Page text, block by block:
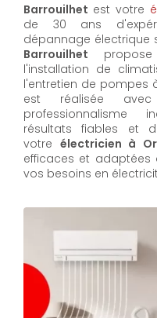
Barrouilhet est votre
de 30 ans
dépannage électrique
Barrouilhet
l'installation de
l'entretien de pompes
est réalisée
professionnalisme
résultats fiables et
votre électricien à
efficaces et
vos besoins en